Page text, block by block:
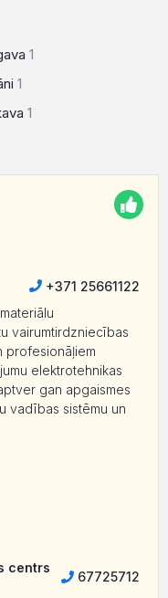
1
1
1
+371 25661122
vairumtirdzniecības
profesionāļiem
elektrotehnikas
gan apgaismes
vadības sistēmu un
centrs
67725712